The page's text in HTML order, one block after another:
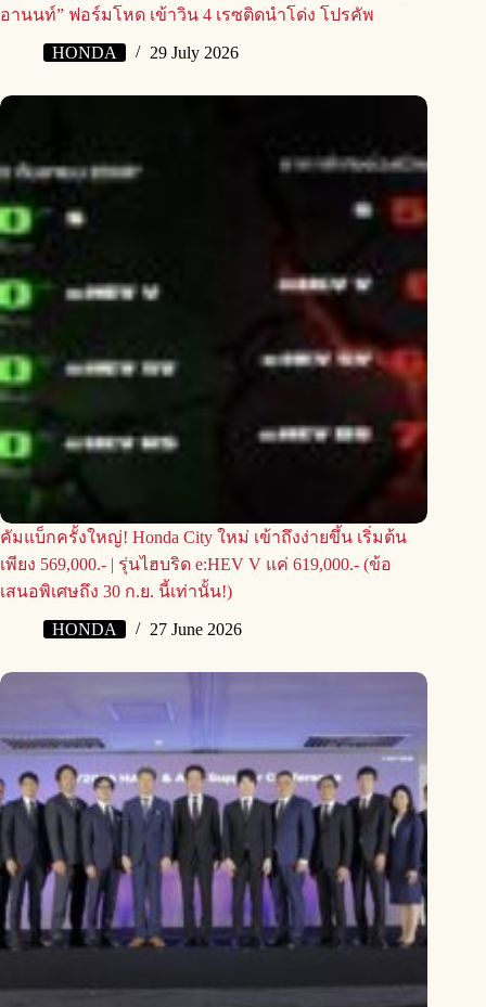
อานนท์” ฟอร์มโหด เข้าวิน 4 เรซติดนำโด่ง โปรคัพ
HONDA 29 July 2026
คัมแบ็กครั้งใหญ่! Honda City ใหม่ เข้าถึงง่ายขึ้น เริ่มต้น
เพียง 569,000.- | รุ่นไฮบริด e:HEV V แค่ 619,000.- (ข้อ
เสนอพิเศษถึง 30 ก.ย. นี้เท่านั้น!)
HONDA 27 June 2026